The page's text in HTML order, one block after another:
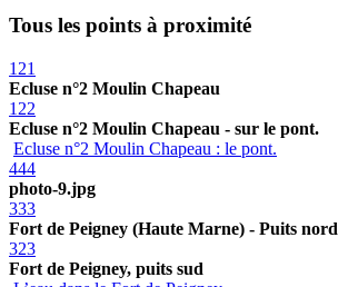
Tous les points à proximité
121
Ecluse n°2 Moulin Chapeau
122
Ecluse n°2 Moulin Chapeau - sur le pont.
Ecluse n°2 Moulin Chapeau : le pont.
444
photo-9.jpg
333
Fort de Peigney (Haute Marne) - Puits nord
323
Fort de Peigney, puits sud